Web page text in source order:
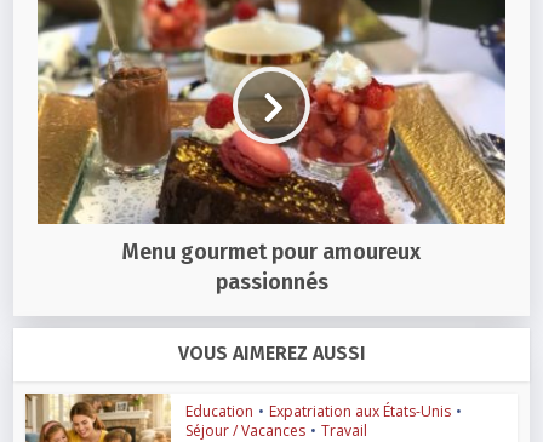
Menu gourmet pour amoureux
passionnés
VOUS AIMEREZ AUSSI
Education • Expatriation aux États-Unis •
Séjour / Vacances • Travail